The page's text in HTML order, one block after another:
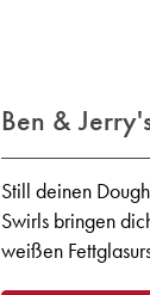
Ben &
Still deinen
Swirls bringen
weißen